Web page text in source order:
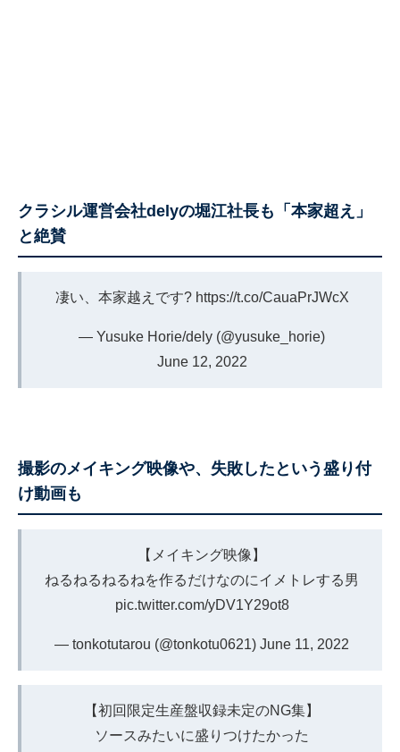
クラシル運営会社delyの堀江社長も「本家超え」
と絶賛
凄い、本家越えです? https://t.co/CauaPrJWcX
— Yusuke Horie/dely (@yusuke_horie)
June 12, 2022
撮影のメイキング映像や、失敗したという盛り付
け動画も
【メイキング映像】
ねるねるねるねを作るだけなのにイメトレする男
pic.twitter.com/yDV1Y29ot8
— tonkotutarou (@tonkotu0621) June 11, 2022
【初回限定生産盤収録未定のNG集】
ソースみたいに盛りつけたかった